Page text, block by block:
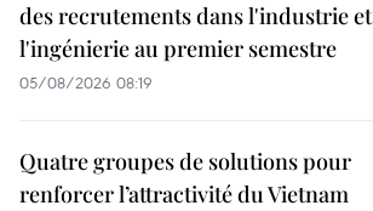
des recrutements dans l'industrie et
l'ingénierie au premier semestre
05/08/2026 08:19
Quatre groupes de solutions pour
renforcer l’attractivité du Vietnam